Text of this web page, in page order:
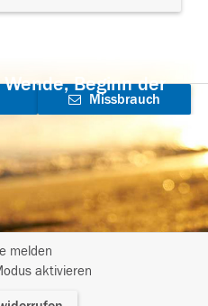
Beginn der
Missbrauch
melden
aktivieren